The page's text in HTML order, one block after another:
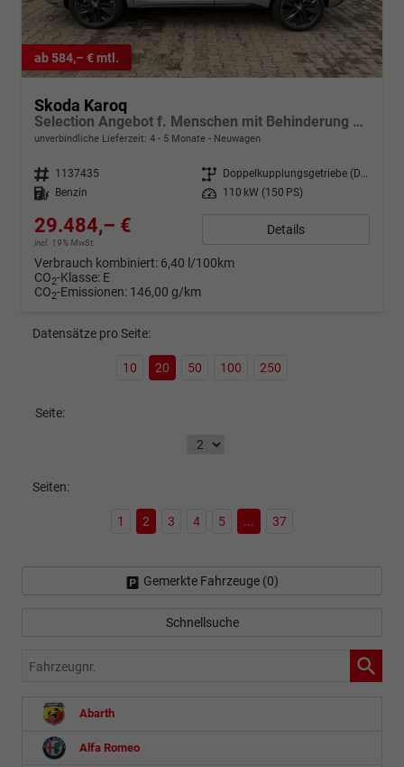
ab 584,– € mtl.
Skoda Karoq
Selection Angebot f. Menschen mit Behinderung ab 50%! 1.5 TSI 150PS DSG, 16"Alu, Climatronic, Dachreling, M-Lederlenkrad, LED-Scheinwerfer, Tempomat, Parksensoren hinten, Virtual Cockpit 8", SunSet, Infotainment 8" + Wireless SmartLink
unverbindliche Lieferzeit: 4 - 5 Monate Neuwagen
Fahrzeugnr. 1137435 Getriebe
Doppelkupplungsgetriebe (DSG)
Kraftstoff
Benzin Leistung 110 kW (150 PS)
29.484,– €
incl. 19% MwSt.
Details
Verbrauch kombiniert: 6,40 l/100km
CO2-Klasse: E
CO2-Emissionen: 146,00 g/km
Datensätze pro Seite:
10 20 50 100 250
Seite:
Seiten:
1 2 3 4 5 ... 37
Gemerkte Fahrzeuge (0)
Schnellsuche
Fahrzeugnr.
Abarth
Alfa Romeo